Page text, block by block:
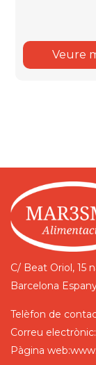
Veure
C/ Beat Oriol, 15
Barcelona
Telèfon de
Correu electrònic:
Pàgina web: